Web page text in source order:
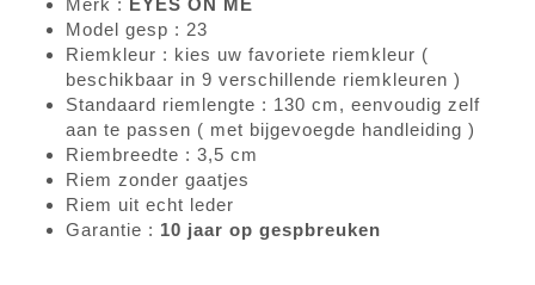
Merk : EYES ON ME
Model gesp : 23
Riemkleur : kies uw favoriete riemkleur (
beschikbaar in 9 verschillende riemkleuren )
Standaard riemlengte : 130 cm, eenvoudig zelf
aan te passen ( met bijgevoegde handleiding )
Riembreedte : 3,5 cm
Riem zonder gaatjes
Riem uit echt leder
Garantie : 10 jaar op gespbreuken